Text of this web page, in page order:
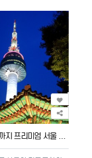
전통에서 첨단까지 프리미엄 서울 역사 여행